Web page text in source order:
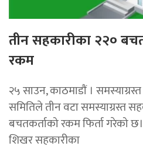
तीन सहकारीका २२०
रकम
२५ साउन, काठमाडाैं ।
समितिले तीन वटा समस्याग्रस्त
बचतकर्ताको रकम फिर्ता गरेको
शिखर सहकारीका